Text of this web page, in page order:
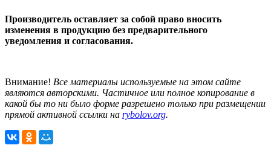
Производитель оставляет за собой право вносить
изменения в продукцию без предварительного
уведомления и согласования.
Внимание! Все материалы используемые на этом сайте
являются авторскими. Частичное или полное копирование в
какой бы то ни было форме разрешено только при размещении
прямой активной ссылки на rybolov.org.